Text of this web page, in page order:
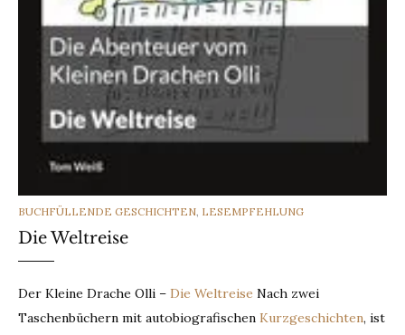
CATEGORIES
BUCHFÜLLENDE GESCHICHTEN, LESEMPFEHLUNG
Die Weltreise
Der Kleine Drache Olli – Die Weltreise Nach zwei
Taschenbüchern mit autobiografischen Kurzgeschichten, ist